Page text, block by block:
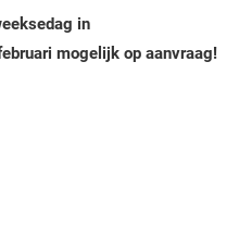
in
mogelijk op aanvraag!